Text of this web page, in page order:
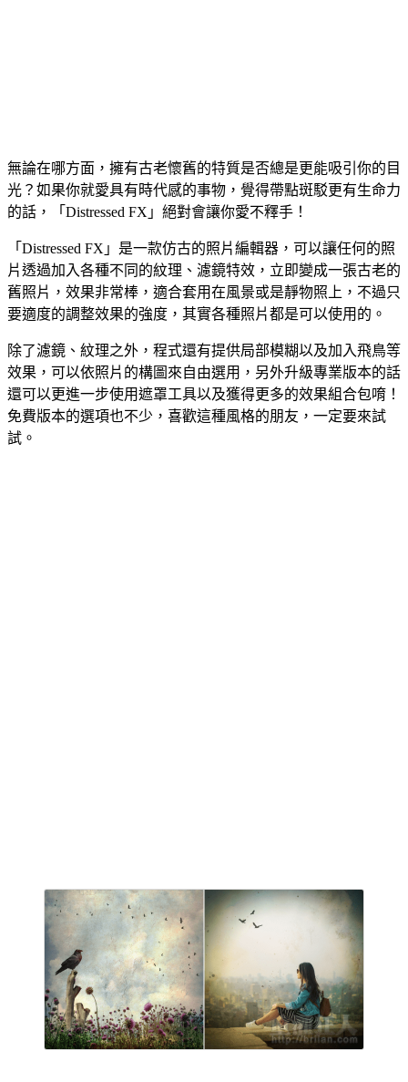
無論在哪方面，擁有古老懷舊的特質是否總是更能吸引你的目
光？如果你就愛具有時代感的事物，覺得帶點斑駁更有生命力
的話，「Distressed FX」絕對會讓你愛不釋手！
「Distressed FX」是一款仿古的照片編輯器，可以讓任何的照
片透過加入各種不同的紋理、濾鏡特效，立即變成一張古老的
舊照片，效果非常棒，適合套用在風景或是靜物照上，不過只
要適度的調整效果的強度，其實各種照片都是可以使用的。
除了濾鏡、紋理之外，程式還有提供局部模糊以及加入飛鳥等
效果，可以依照片的構圖來自由選用，另外升級專業版本的話
還可以更進一步使用遮罩工具以及獲得更多的效果組合包唷！
免費版本的選項也不少，喜歡這種風格的朋友，一定要來試
試。